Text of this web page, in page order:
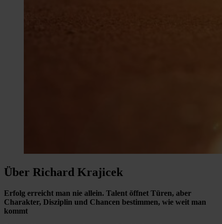
Über Richard Krajicek
Erfolg erreicht man nie allein. Talent öffnet Türen, aber
Charakter, Disziplin und Chancen bestimmen, wie weit man
kommt